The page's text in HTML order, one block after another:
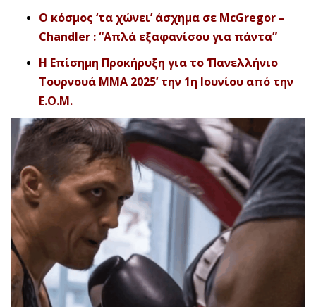
Ο κόσμος ‘τα χώνει’ άσχημα σε McGregor –
Chandler : “Απλά εξαφανίσου για πάντα”
H Επίσημη Προκήρυξη για το ‘Πανελλήνιο
Τουρνουά ΜΜΑ 2025’ την 1η Ιουνίου από την
Ε.Ο.Μ.